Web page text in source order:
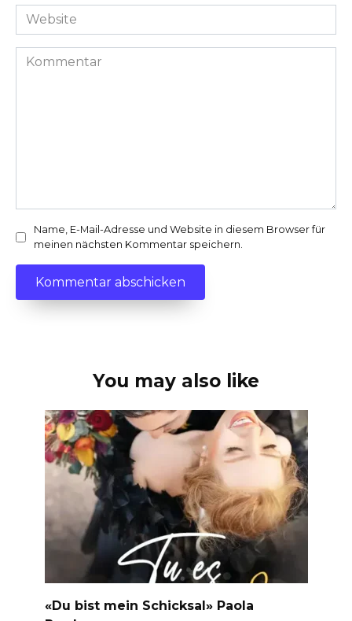
Adresse
Website
Kommentar
Name, E-Mail-Adresse und Website in diesem Browser für
meinen nächsten Kommentar speichern.
You may also like
«Du bist mein Schicksal» Paola